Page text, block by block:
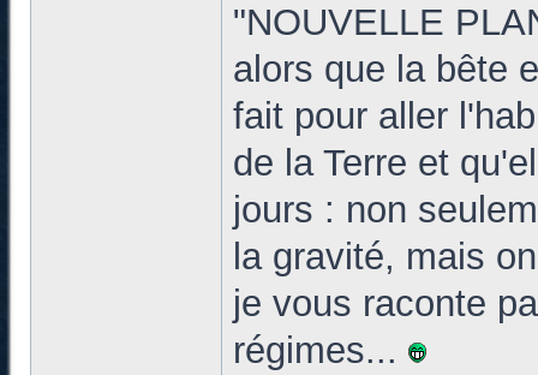
"NOUVELLE
alors que la bête
fait pour aller
de la Terre et
jours : non
la gravité, mais
je vous raconte
régimes...